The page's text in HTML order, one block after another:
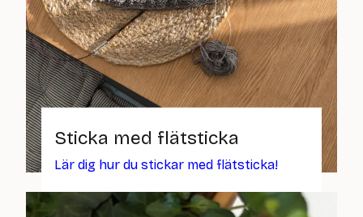
Sticka med flätsticka
Lär dig hur du stickar med flätsticka!